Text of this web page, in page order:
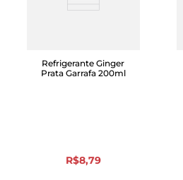
Refrigerante Ginger
Prata Garrafa 200ml
R$8,79